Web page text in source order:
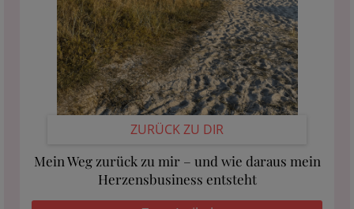
ZURÜCK ZU DIR
Mein Weg zurück zu mir – und wie daraus mein
Herzensbusiness entsteht